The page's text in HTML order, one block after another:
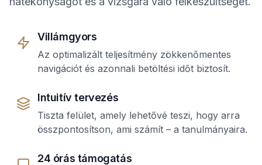
Villámgyors
Az optimalizált teljesítmény zökkenőmentes
navigációt és azonnali betöltési időt biztosít.
Intuitív tervezés
Tiszta felület, amely lehetővé teszi, hogy arra
összpontosítson, ami számít – a tanulmányaira.
24 órás támogatás